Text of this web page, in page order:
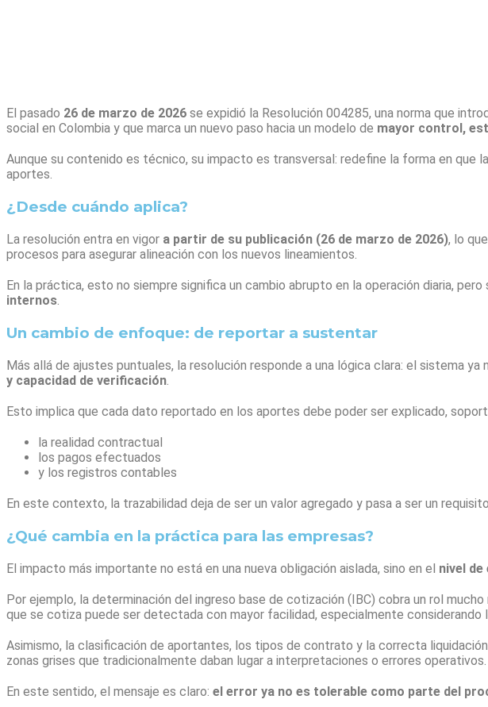
El pasado 26 de marzo de 2026 se expidió la Resolución 004285, una norma que
social en Colombia y que marca un nuevo paso hacia un modelo de mayor control,
Aunque su contenido es técnico, su impacto es transversal: redefine la forma en que
aportes.
¿Desde cuándo aplica?
La resolución entra en vigor a partir de su publicación (26 de marzo de 2026), lo
procesos para asegurar alineación con los nuevos lineamientos.
En la práctica, esto no siempre significa un cambio abrupto en la operación diaria, pero
internos.
Un cambio de enfoque: de reportar a sustentar
Más allá de ajustes puntuales, la resolución responde a una lógica clara: el sistema
y capacidad de verificación.
Esto implica que cada dato reportado en los aportes debe poder ser explicado,
la realidad contractual
los pagos efectuados
y los registros contables
En este contexto, la trazabilidad deja de ser un valor agregado y pasa a ser un
¿Qué cambia en la práctica para las empresas?
El impacto más importante no está en una nueva obligación aislada, sino en el nivel de
Por ejemplo, la determinación del ingreso base de cotización (IBC) cobra un rol
que se cotiza puede ser detectada con mayor facilidad, especialmente
Asimismo, la clasificación de aportantes, los tipos de contrato y la correcta
zonas grises que tradicionalmente daban lugar a interpretaciones o errores operativos.
En este sentido, el mensaje es claro: el error ya no es tolerable como parte del